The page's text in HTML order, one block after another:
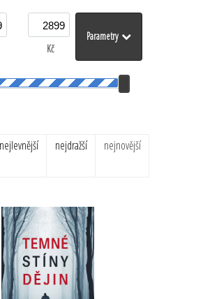
Kč
Parametry
nejlevnější nejdražší nejnovější